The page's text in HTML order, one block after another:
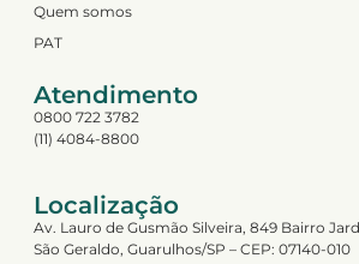
Quem somos
PAT
Atendimento
0800 722 3782
(11) 4084-8800
Localização
Av. Lauro de Gusmão Silveira, 849 Bairro
São Geraldo, Guarulhos/SP – CEP: 07140-010